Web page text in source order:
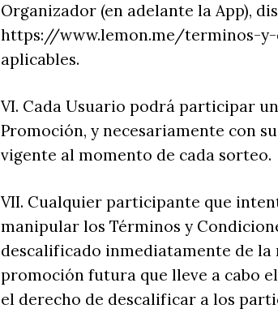
Organizador (en adelante la App),
https://www.lemon.me/terminos-y-
aplicables.
VI. Cada Usuario podrá participar
Promoción, y necesariamente con
vigente al momento de cada sorteo.
VII. Cualquier participante que
manipular los Términos y
descalificado inmediatamente de
promoción futura que lleve a cabo
el derecho de descalificar a los